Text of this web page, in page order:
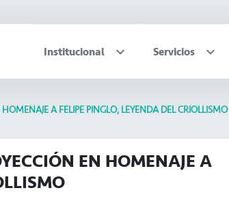
Institucional Servicios
A FELIPE PINGLO, LEYENDA DEL CRIOLLISMO
EN HOMENAJE A